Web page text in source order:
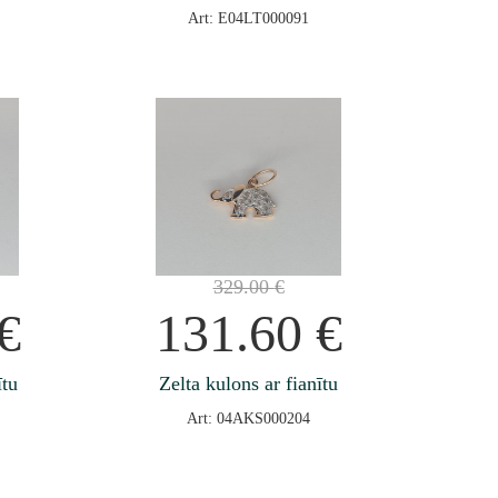
Art: E04LT000091
329.00€
131.60 €
Zelta kulons ar fianītu
Art: 04AKS000204